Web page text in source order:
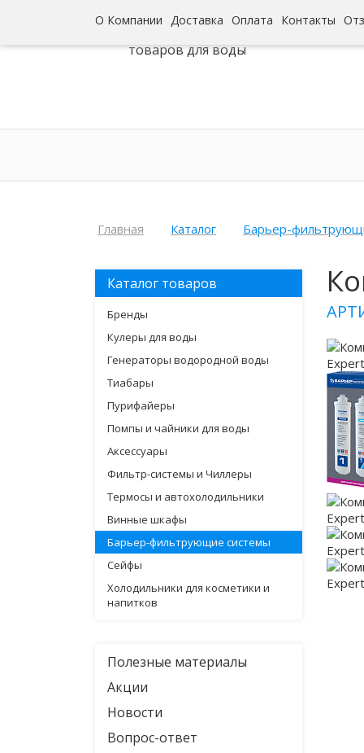
О Компании Доставка Оплата Контакты
Интернет-гипермаркет
товаров для воды
Главная Каталог Барьер-
Каталог товаров
Бренды
Кулеры для воды
Генераторы водородной воды
Тиабары
Пурифайеры
Помпы и чайники для воды
Аксессуары
Фильтр-системы и Чиллеры
Термосы и автохолодильники
Винные шкафы
Барьер-фильтрующие системы
Сейфы
Холодильники для косметики и
напитков
Полезные материалы
Акции
Новости
Вопрос-ответ